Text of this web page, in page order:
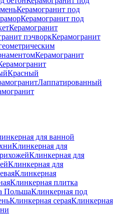
Керамогранит под
Керамогранит под
Керамогранит
пэчворкКерамогранит
Керамогранит
Красный
Лаппатированный
для ванной
Клинкерная для
Клинкерная для
Клинкерная для
Клинкерная
Клинкерная плитка
ПольшаКлинкерная под
Клинкерная сераяКлинкерная